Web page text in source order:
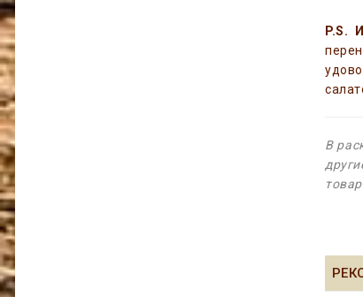
P.S.
В